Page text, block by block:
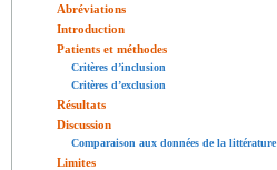
Abréviations
Introduction
Patients et méthodes
Critères d’inclusion
Critères d’exclusion
Résultats
Discussion
Comparaison aux données de la littérature
Limites